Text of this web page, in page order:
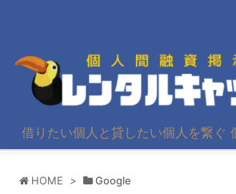
借りたい個人と貸したい個人を繋ぐ
HOME > Google